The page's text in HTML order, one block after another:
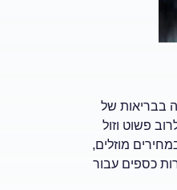
בבריאות של
פשוט וזול
מוזלים,
כספים עבור